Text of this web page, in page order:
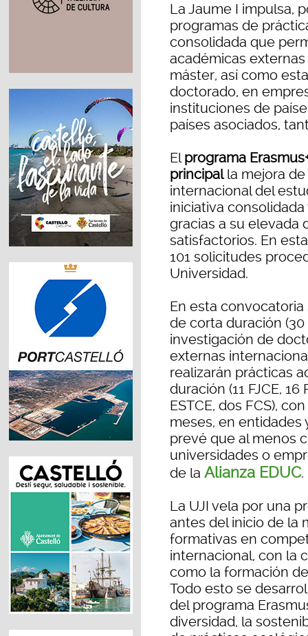
La Jaume I impulsa,
programas de
consolidada que
académicas
máster, así como
doctorado, en
instituciones de
países asociados,
Elprograma
principalla mejora de
internacional del
iniciativa
gracias a su elevada
satisfactorios. En
101 solicitudes
Universidad.
En esta
de corta duración
investigación de
externas
realizarán prácticas
duración (11 FJCE,
ESTCE, dos FCS),
meses, en entidades
prevé que al menos
universidades o
de la Alianza EDUC.
La UJI vela por una
antes del inicio de la
formativas en
internacional, con la
como la formación
Todo esto se
del programa
diversidad, la